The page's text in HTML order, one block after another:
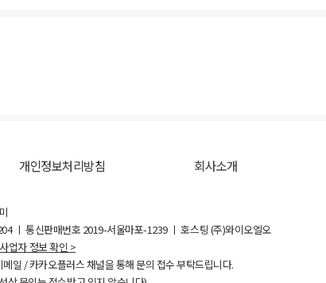
개인정보처리방침 회사소개
ㅣ 통신판매번호 2019-서울마포-1239 ㅣ 호스팅 (주)와이오엘오
사업자 정보 확인 >
일 / 카카오플러스 채널을 통해 문의 접수 부탁드립니다.